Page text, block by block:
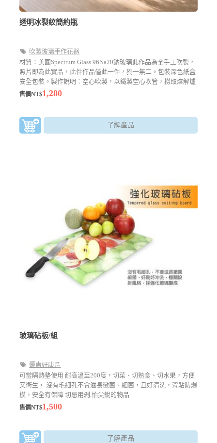
透明冰裂紋簡約瓶
吹製玻璃手作花器
材質：美國Spectrum Glass 96Na20鈉玻璃此作品為全手工吹製，
照片即為此實品，此件作品僅此一件，獨一無二。包裝深色紙盒
安全包裝。製作說明：空心吹製，以鐵製空心吹管，撈取熔解爐
於1150度的熔爐中，呈現麥芽糖的玻璃膏，並從另一端進行吹氣
售價NT$1,280
了解產品
玻璃砧板/組
優惠好康區
可當隔熱墊使用 耐高溫至200度，切菜、切熟食、切水果，方便
又衛生， 沒有毛細孔不會滋長黴菌、細菌，且好清洗，背貼防爆
模，安全有保障 切忌用剁.怕尖銳的物品
售價NT$1,500
了解產品